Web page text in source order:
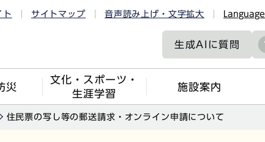
ト サイトマップ 音声読み上げ・文字拡大 Language
生成AIに質問
災
文化・スポーツ・
生涯学習
施設案内
住民票の写し等の郵送請求・オンライン申請について